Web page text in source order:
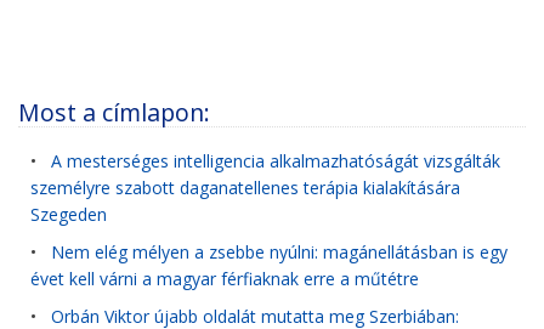
Most a címlapon:
• A mesterséges intelligencia alkalmazhatóságát vizsgálták
személyre szabott daganatellenes terápia kialakítására
Szegeden
• Nem elég mélyen a zsebbe nyúlni: magánellátásban is egy
évet kell várni a magyar férfiaknak erre a műtétre
• Orbán Viktor újabb oldalát mutatta meg Szerbiában: